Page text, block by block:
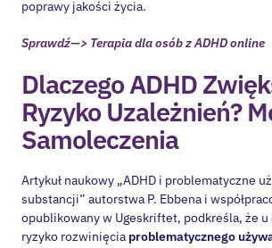
Dlaczego ADHD
Ryzyko Uzależnień?
Samoleczenia
substancji” autorstwa P. Ebbena i
opublikowany w Ugeskriftet, podkreśla, że u
ryzyko rozwinięciaproblematycznego
(PUP)jest2-3 razy wyższeniż w populacji